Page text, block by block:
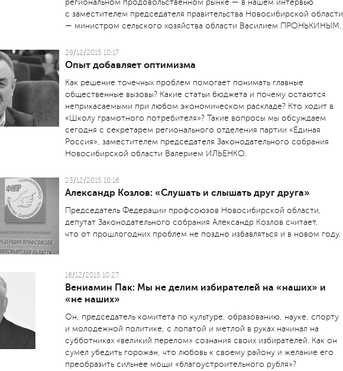
региональном продовольственном рынке — в нашем интервью
с заместителем председателя правительства Новосибирской области
— министром сельского хозяйства области Василием ПРОНЬКИНЫМ.
28/12/2015 10:17
Опыт добавляет оптимизма
Как решение точечных проблем помогает понимать главные
общественные вызовы? Какие статьи бюджета и почему остаются
неприкасаемыми при любом экономическом раскладе? Кто ходит в
«Школу грамотного потребителя»? Такие вопросы мы обсуждаем
сегодня с секретарем регионального отделения партии «Единая
Россия», заместителем председателя Законодательного собрания
Новосибирской области Валерием ИЛЬЕНКО.
23/12/2015 10:16
Александр Козлов: «Слушать и слышать друг друга»
Председатель Федерации профсоюзов Новосибирской области,
депутат Законодательного собрания Александр Козлов считает,
что от прошлогодних проблем не поздно избавляться и в новом году.
16/12/2015 10:27
Вениамин Пак: Мы не делим избирателей на «наших» и
«не наших»
Он, председатель комитета по культуре, образованию, науке, спорту
и молодежной политике, с лопатой и метлой в руках начинал на
субботниках «великий перелом» сознания своих избирателей. Как он
сумел убедить горожан, что любовь к своему району и желание его
преобразить сильнее мощи «благоустроительного рубля»?